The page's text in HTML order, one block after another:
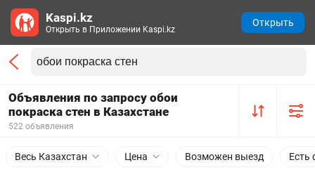
Объявления по запросу обои
покраска стен в Казахстане
522 объявления
Весь Казахстан Цена Возможен выезд Есть
Kaspi.kz
Открыть в Приложении Kaspi.kz
Открыть